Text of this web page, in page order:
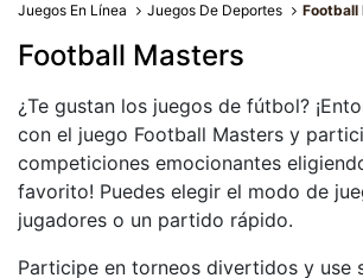
Juegos En Línea Juegos De Deportes Football
Football Masters
¿Te gustan los juegos de fútbol?
con el juego Football Masters y
competiciones emocionantes
favorito! Puedes elegir el modo de
jugadores o un partido rápido.
Participe en torneos divertidos y use